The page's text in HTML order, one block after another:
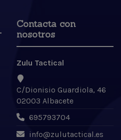
Contacta con
nosotros
Zulu Tactical
C/Dionisio Guardiola, 46
02003 Albacete
695793704
info@zulutactical.es